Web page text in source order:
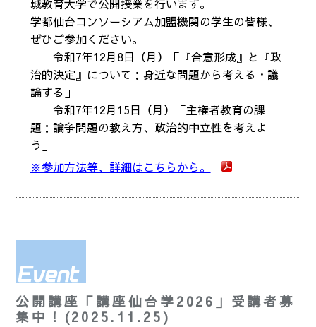
城教育大学で公開授業を行います。
学都仙台コンソーシアム加盟機関の学生の皆様、
ぜひご参加ください。
令和7年12月8日（月）「『合意形成』と『政
治的決定』について：身近な問題から考える・議
論する」
令和7年12月15日（月）「主権者教育の課
題：論争問題の教え方、政治的中立性を考えよ
う」
※参加方法等、詳細はこちらから。
公開講座「講座仙台学2026」受講者募
集中！(2025.11.25)